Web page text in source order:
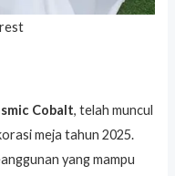
Cobalt, telah muncul
meja tahun 2025.
yang mampu